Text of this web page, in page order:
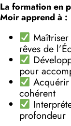
La formation en
Moir apprend à :
rêves de
pour
cohérent
profondeur